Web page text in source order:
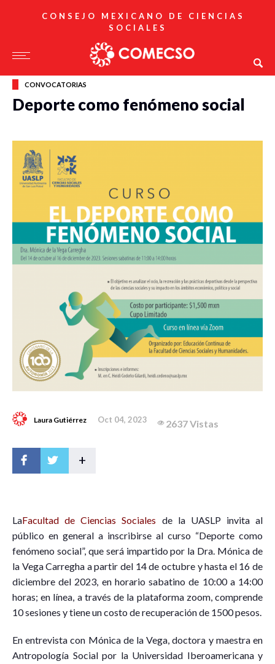
CONSEJO MEXICANO DE CIENCIAS
SOCIALES
CONVOCATORIAS
Deporte como fenómeno social
Laura Gutiérrez Oct 04, 2023 2637 Vistas
+
LaFacultad de Ciencias Sociales de la UASLP invita al
público en general a inscribirse al curso “Deporte como
fenómeno social”, que será impartido por la Dra. Mónica de
la Vega Carregha a partir del 14 de octubre y hasta el 16 de
diciembre del 2023, en horario sabatino de 10:00 a 14:00
horas; en línea, a través de la plataforma zoom, comprende
10 sesiones y tiene un costo de recuperación de 1500 pesos.
En entrevista con Mónica de la Vega, doctora y maestra en
Antropología Social por la Universidad Iberoamericana y